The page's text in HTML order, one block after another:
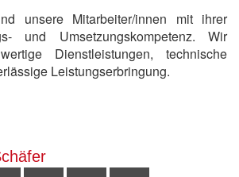
unsere Mitarbeiter/innen mit ihrer
und Umsetzungskompetenz. Wir
Dienstleistungen, technische
Leistungserbringung.